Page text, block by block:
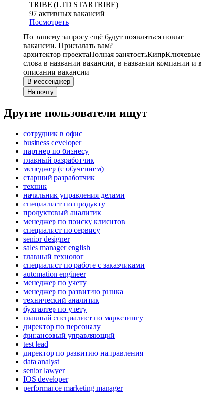
TRIBE (LTD STARTRIBE)
97 активных вакансий
Посмотреть
По вашему запросу ещё будут появляться новые
вакансии. Присылать вам?
архитектор проектаПолная занятостьКипрКлючевые
слова в названии вакансии, в названии компании и в
описании вакансии
В мессенджер
На почту
Другие пользователи ищут
сотрудник в офис
business developer
партнер по бизнесу
главный разработчик
менеджер (с обучением)
старший разработчик
техник
начальник управления делами
специалист по продукту
продуктовый аналитик
менеджер по поиску клиентов
специалист по сервису
senior designer
sales manager english
главный технолог
специалист по работе с заказчиками
automation engineer
менеджер по учету
менеджер по развитию рынка
технический аналитик
бухгалтер по учету
главный специалист по маркетингу
директор по персоналу
финансовый управляющий
test lead
директор по развитию направления
data analyst
senior lawyer
IOS developer
performance marketing manager